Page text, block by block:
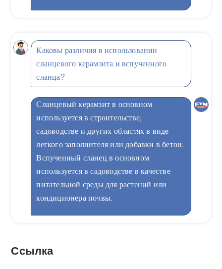
Каковы различия в использовании
сланцевого керамзита и вспученного
сланца?
Сланцевый керамзит в основном
используется в строительстве,
садоводстве и других областях в виде
легкого заполнителя или добавки в бетон.
Вспученный сланец в основном
используется в садоводстве в качестве
питательной среды для растений или
кондиционера почвы.
Ссылка